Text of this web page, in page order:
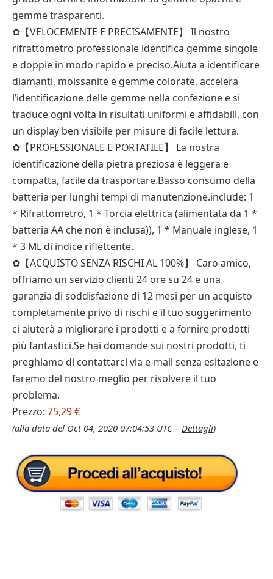
gemme trasparenti.
✿【VELOCEMENTE E PRECISAMENTE】 Il nostro
rifrattometro professionale identifica gemme singole
e doppie in modo rapido e preciso.Aiuta a identificare
diamanti, moissanite e gemme colorate, accelera
l’identificazione delle gemme nella confezione e si
traduce ogni volta in risultati uniformi e affidabili, con
un display ben visibile per misure di facile lettura.
✿【PROFESSIONALE E PORTATILE】 La nostra
identificazione della pietra preziosa è leggera e
compatta, facile da trasportare.Basso consumo della
batteria per lunghi tempi di manutenzione.include: 1
* Rifrattometro, 1 * Torcia elettrica (alimentata da 1 *
batteria AA che non è inclusa)), 1 * Manuale inglese, 1
* 3 ML di indice riflettente.
✿【ACQUISTO SENZA RISCHI AL 100%】 Caro amico,
offriamo un servizio clienti 24 ore su 24 e una
garanzia di soddisfazione di 12 mesi per un acquisto
completamente privo di rischi e il tuo suggerimento
ci aiuterà a migliorare i prodotti e a fornire prodotti
più fantastici.Se hai domande sui nostri prodotti, ti
preghiamo di contattarci via e-mail senza esitazione e
faremo del nostro meglio per risolvere il tuo
problema.
Prezzo: 75,29 €
(alla data del Oct 04, 2020 07:04:53 UTC – Dettagli)